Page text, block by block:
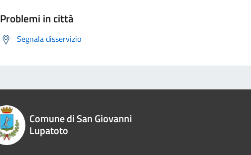
Problemi in città
Segnala disservizio
Comune di San Giovanni
Lupatoto